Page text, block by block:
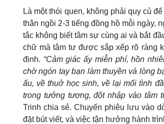
Là một thói quen, không phải quy củ
thân ngồi 2-3 tiếng đồng hồ mỗi ngày,
tắc không biết tâm sự cùng ai và bắt
chữ mà tâm tư được sắp xếp rõ ràng
định. “Cảm giác ấy miễn phí, hồn
chờ ngón tay bạn làm thuyền và lòng
ấu, về thuở học sinh, về lại mối tình
trong tưởng tượng, đột nhập vào tâm
Trinh chia sẻ. Chuyến phiêu lưu vào
đặt bút viết, và việc tận hưởng hành